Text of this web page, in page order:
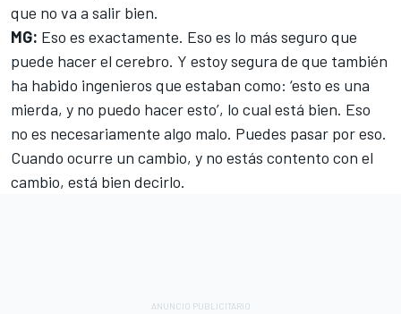
que no va a salir bien.
MG: Eso es exactamente. Eso es lo más seguro que
puede hacer el cerebro. Y estoy segura de que también
ha habido ingenieros que estaban como: ‘esto es una
mierda, y no puedo hacer esto’, lo cual está bien. Eso
no es necesariamente algo malo. Puedes pasar por eso.
Cuando ocurre un cambio, y no estás contento con el
cambio, está bien decirlo.